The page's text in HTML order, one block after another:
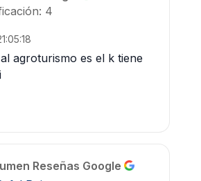
4
agroturismo es el k tiene
Reseñas Google